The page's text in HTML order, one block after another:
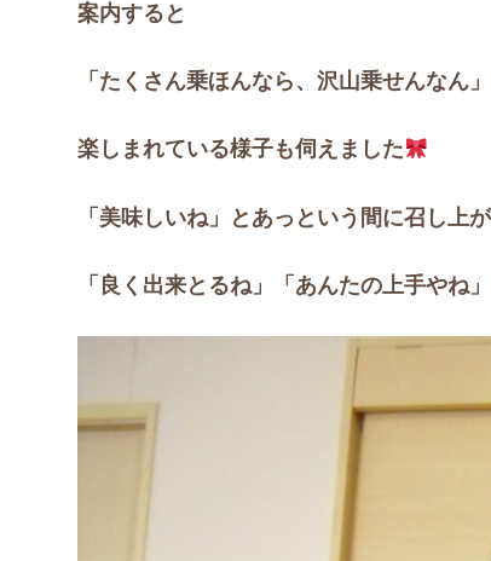
案内すると
「たくさん乗ほんなら、沢山乗せんなん
楽しまれている様子も伺えました
「美味しいね」とあっという間に召し上が
「良く出来とるね」「あんたの上手やね